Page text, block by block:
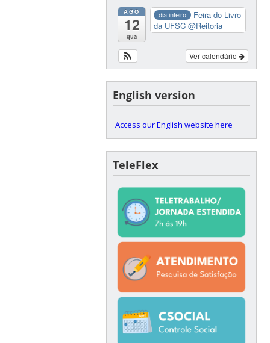
AGO
12
qua
dia inteiro
Feira do Livro
da UFSC@Reitoria
Ver calendário
English version
Access our English website here
TeleFlex